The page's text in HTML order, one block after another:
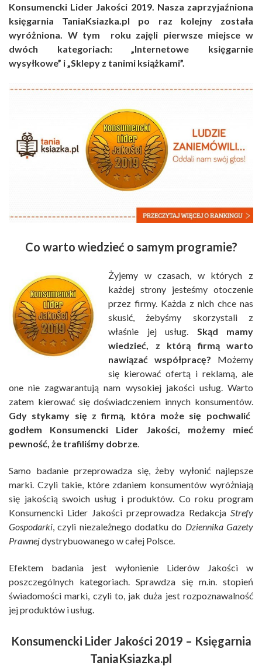
Konsumencki Lider Jakości 2019. Nasza zaprzyjaźniona
księgarnia TaniaKsiazka.pl po raz kolejny została
wyróżniona. W tym roku zajęli pierwsze miejsce w
dwóch kategoriach: „Internetowe księgarnie
wysyłkowe” i „Sklepy z tanimi książkami”.
Co warto wiedzieć o samym programie?
Żyjemy w czasach, w których z
każdej strony jesteśmy otoczenie
przez firmy. Każda z nich chce nas
skusić, żebyśmy skorzystali z
właśnie jej usług. Skąd mamy
wiedzieć, z którą firmą warto
nawiązać współpracę? Możemy
się kierować ofertą i reklamą, ale
one nie zagwarantują nam wysokiej jakości usług. Warto
zatem kierować się doświadczeniem innych konsumentów.
Gdy stykamy się z firmą, która może się pochwalić
godłem Konsumencki Lider Jakości, możemy mieć
pewność, że trafiliśmy dobrze.
Samo badanie przeprowadza się, żeby wyłonić najlepsze
marki. Czyli takie, które zdaniem konsumentów wyróżniają
się jakością swoich usług i produktów. Co roku program
Konsumencki Lider Jakości przeprowadza Redakcja Strefy
Gospodarki, czyli niezależnego dodatku do Dziennika Gazety
Prawnejdystrybuowanego w całej Polsce.
Efektem badania jest wyłonienie Liderów Jakości w
poszczególnych kategoriach. Sprawdza się m.in. stopień
świadomości marki, czyli to, jak duża jest rozpoznawalność
jej produktów i usług.
Konsumencki Lider Jakości 2019 – Księgarnia
TaniaKsiazka.pl